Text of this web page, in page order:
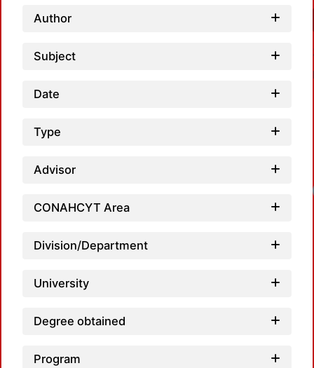
Author
Subject
Date
Type
Advisor
CONAHCYT Area
Division/Department
University
Degree obtained
Program